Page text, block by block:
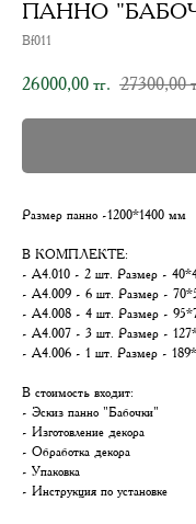
ПАННО
Bf011
26000,00 тг. 27300,00
Размер панно -1200*1400 мм
В КОМПЛЕКТЕ:
- А4.010 - 2 шт. Размер -
- А4.009 - 6 шт. Размер -
- А4.008 - 4 шт. Размер -
- А4.007 - 3 шт. Размер -
- А4.006 - 1 шт. Размер -
В стоимость входит:
- Эскиз панно "Бабочки"
- Изготовление декора
- Обработка декора
- Упаковка
- Инструкция по установке